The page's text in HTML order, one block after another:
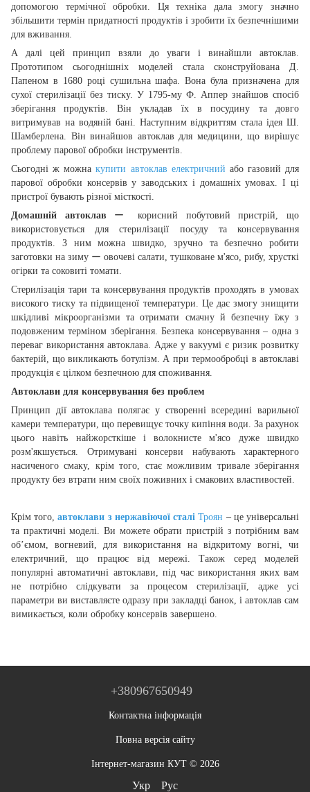
допомогою термічної обробки. Ця техніка дала змогу значно
збільшити термін придатності продуктів і зробити їх безпечнішими
для вживання.
А далі цей принцип взяли до уваги і винайшли автоклав.
Прототипом сьогоднішніх моделей стала сконструйована Д.
Папеном в 1680 році сушильна шафа. Вона була призначена для
сухої стерилізації без тиску. У 1795-му Ф. Аппер знайшов спосіб
зберігання продуктів. Він укладав їх в посудину та довго
витримував на водяній бані. Наступним відкриттям стала ідея Ш.
Шамберлена. Він винайшов автоклав для медицини, що вирішує
проблему парової обробки інструментів.
Сьогодні ж можнакупити автоклав електричний або газовий для
парової обробки консервів у заводських і домашніх умовах. І ці
пристрої бувають різної місткості.
Домашній автоклав
ー
корисний побутовий пристрій, що
використовується для стерилізації посуду та консервування
продуктів. З ним можна швидко, зручно та безпечно робити
заготовки на зиму ー овочеві салати, тушковане м'ясо, рибу, хрусткі
огірки та соковиті томати.
Стерилізація тари та консервування продуктів проходять в умовах
високого тиску та підвищеної температури. Це дає змогу знищити
шкідливі мікроорганізми та отримати смачну й безпечну їжу з
подовженим терміном зберігання. Безпека консервування – одна з
переваг використання автоклава. Адже у вакуумі є ризик розвитку
бактерій, що викликають ботулізм. А при термообробці в автоклаві
продукція є цілком безпечною для споживання.
Автоклави для консервування без проблем
Принцип дії автоклава полягає у створенні всередині варильної
камери температури, що перевищує точку кипіння води. За рахунок
цього навіть найжорсткіше і волокнисте м'ясо дуже швидко
розм'якшується. Отримувані консерви набувають характерного
насиченого смаку, крім того, стає можливим тривале зберігання
продукту без втрати ним своїх поживних і смакових властивостей.
Крім того,автоклави з нержавіючої сталі Троян – це універсальні
та практичні моделі. Ви можете обрати пристрій з потрібним вам
об’ємом, вогневий, для використання на відкритому вогні, чи
електричний, що працює від мережі. Також серед моделей
популярні автоматичні автоклави, під час використання яких вам
не потрібно слідкувати за процесом стерилізації, адже усі
параметри ви виставляєте одразу при закладці банок, і автоклав сам
вимикається, коли обробку консервів завершено.
+380967650949
Контактна інформація
Повна версія сайту
Інтернет-магазин КУТ © 2026
Укр Рус